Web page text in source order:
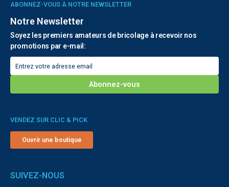
ABONNEZ-VOUS À NOTRE NEWSLETTER
Notre Newsletter
Soyez les premiers amateurs de bricolage à recevoir nos
promotions par e-mail:
VENDEZ SUR CLIC & PICK
Ouvrir une boutique
SUIVEZ-NOUS